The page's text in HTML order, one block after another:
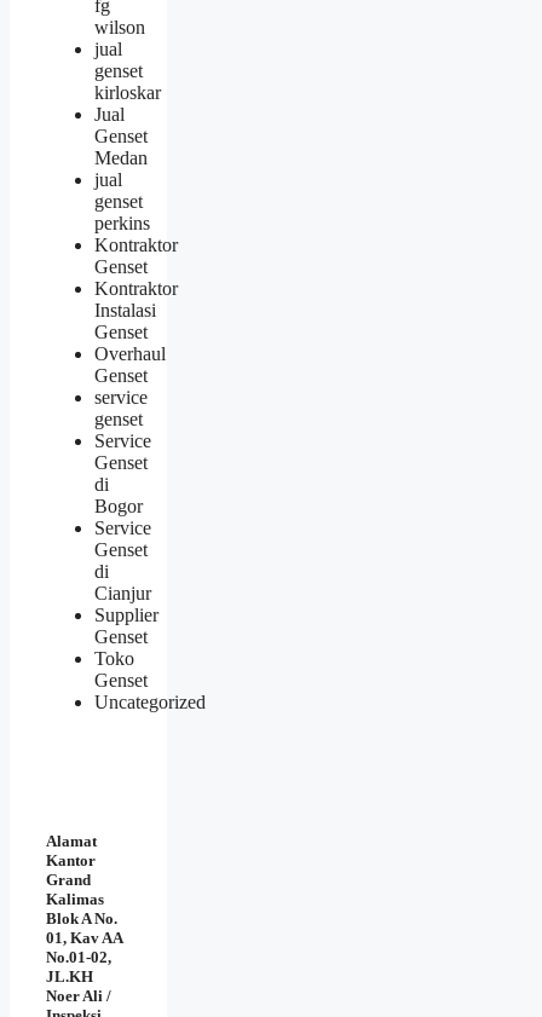
fg
wilson
jual
genset
kirloskar
Jual
Genset
Medan
jual
genset
perkins
Kontraktor
Genset
Kontraktor
Instalasi
Genset
Overhaul
Genset
service
genset
Service
Genset
di
Bogor
Service
Genset
di
Cianjur
Supplier
Genset
Toko
Genset
Uncategorized
Alamat
Kantor
Grand
Kalimas
Blok A No.
01, Kav AA
No.01-02,
JL.KH
Noer Ali /